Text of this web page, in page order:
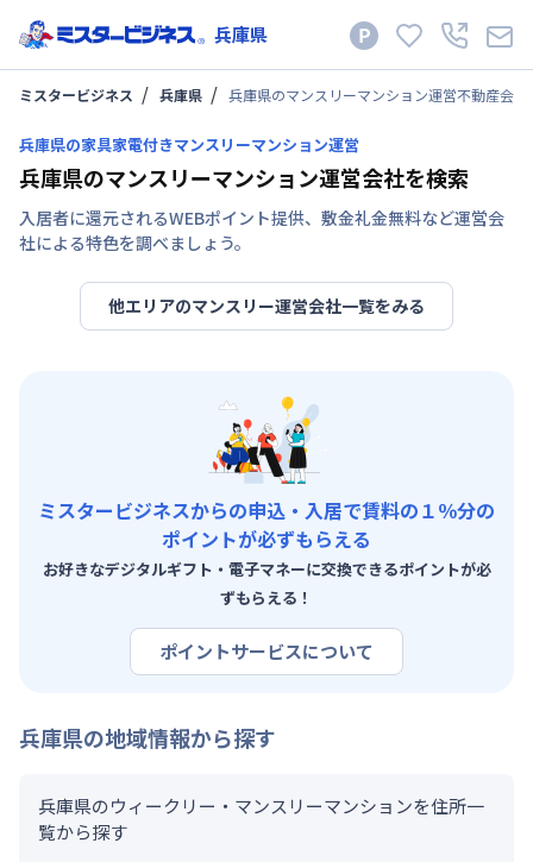
兵庫県
ミスタービジネス 兵庫県 兵庫県のマンスリーマンション運営不動産会社
兵庫県の家具家電付きマンスリーマンション運営
兵庫県のマンスリーマンション運営会社を検索
入居者に還元されるWEBポイント提供、敷金礼金無料など運営会
社による特色を調べましょう。
他エリアのマンスリー運営会社一覧をみる
ミスタービジネスからの申込・入居で賃料の１％分の
ポイントが必ずもらえる
お好きなデジタルギフト・電子マネーに交換できるポイントが必
ずもらえる！
ポイントサービスについて
兵庫県の地域情報から探す
兵庫県のウィークリー・マンスリーマンションを住所一
覧から探す